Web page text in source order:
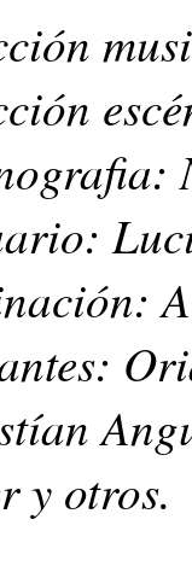
y otros.